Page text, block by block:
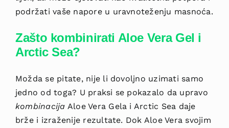
podržati vaše napore u uravnoteženju masnoća.
Zašto kombinirati Aloe Vera Gel i
Arctic Sea?
Možda se pitate, nije li dovoljno uzimati samo
jedno od toga? U praksi se pokazalo da upravo
kombinacija Aloe Vera Gela i Arctic Sea daje
brže i izraženije rezultate. Dok Aloe Vera svojim